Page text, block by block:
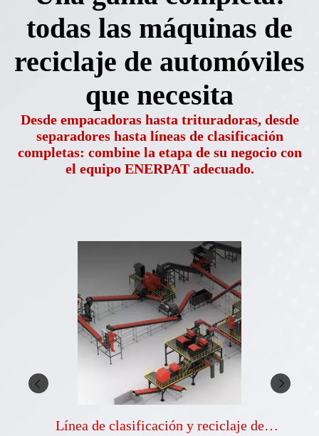
todas las máquinas de
reciclaje de automóviles
que necesita
Desde empacadoras hasta trituradoras, desde
separadores hasta líneas de clasificación
completas: combine la etapa de su negocio con
el equipo ENERPAT adecuado.
Línea de clasificación y reciclaje de